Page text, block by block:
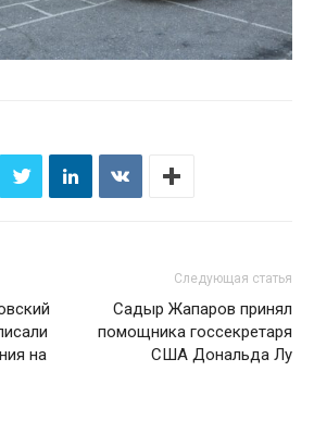
на
Следующая статья
Садыр Жапаров принял
помощника госсекретаря
США Дональда Лу